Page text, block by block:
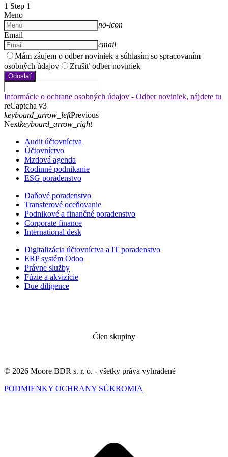
1 Step 1
Meno
no-icon
Email
email
Mám záujem o odber noviniek a súhlasím so spracovaním
osobných údajov
Zrušiť odber noviniek
Odoslať
Informácie o ochrane osobných údajov - Odber noviniek, nájdete tu
reCaptcha v3
keyboard_arrow_leftPrevious
Nextkeyboard_arrow_right
Audit účtovníctva
Účtovníctvo
Mzdová agenda
Rodinné podnikanie
ESG poradenstvo
Daňové poradenstvo
Transferové oceňovanie
Podnikové a finančné poradenstvo
Corporate finance
International desk
Digitalizácia účtovníctva a IT poradenstvo
ERP systém Odoo
Právne služby
Fúzie a akvizície
Due diligence
Člen skupiny
© 2026 Moore BDR s. r. o. - všetky práva vyhradené
PODMIENKY OCHRANY SÚKROMIA